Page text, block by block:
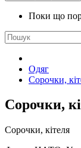
Поки що
Одяг
Cорочки,
Cорочки,
Сорочки, кітеля